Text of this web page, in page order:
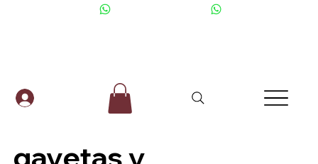
gavetas y